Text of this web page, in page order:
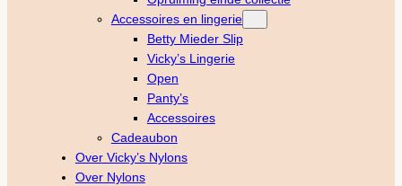
Accessoires en lingerie
Betty Mieder Slip
Vicky’s Lingerie
Open
Panty’s
Accessoires
Cadeaubon
Over Vicky’s Nylons
Over Nylons